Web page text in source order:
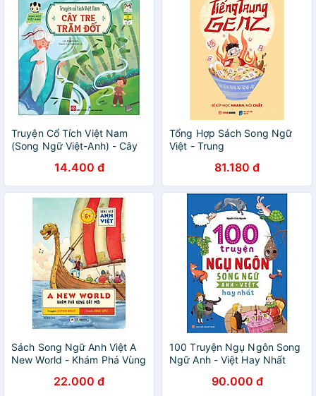
Truyện Cổ Tích Việt Nam
(Song Ngữ Việt-Anh) - Cây
14.400 đ
Tổng Hợp Sách Song Ngữ
Việt - Trung
81.180 đ
Sách Song Ngữ Anh Việt A
New World - Khám Phá Vùng
22.000 đ
100 Truyện Ngụ Ngôn Song
Ngữ Anh - Việt Hay Nhất
90.000 đ